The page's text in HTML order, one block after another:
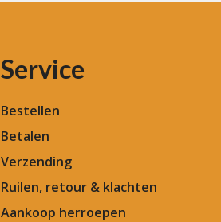
Service
Bestellen
Betalen
Verzending
Ruilen, retour & klachten
Aankoop herroepen